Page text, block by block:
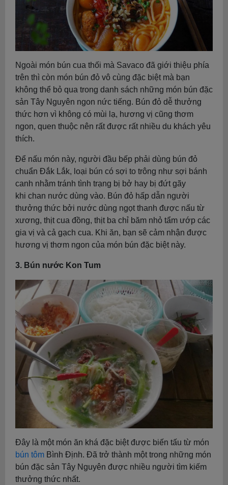
Ngoài món bún cua thối mà Savaco đã giới thiệu phía
trên thì còn món bún đỏ vô cùng đặc biệt mà bạn
không thể bỏ qua trong danh sách những món bún đặc
sản Tây Nguyên ngon nức tiếng. Bún đỏ dễ thưởng
thức hơn vì không có mùi lạ, hương vị cũng thơm
ngon, quen thuộc nên rất được rất nhiều du khách yêu
thích.
Để nấu món này, người đầu bếp phải dùng bún đỏ
chuẩn Đắk Lắk, loại bún có sợi to trông như sợi bánh
canh nhằm tránh tình trạng bị bở hay bị đứt gãy
khi chan nước dùng vào. Bún đỏ hấp dẫn người
thưởng thức bởi nước dùng ngọt thanh được nấu từ
xương, thịt cua đồng, thịt ba chỉ băm nhỏ tẩm ướp các
gia vị và cả gạch cua. Khi ăn, bạn sẽ cảm nhận được
hương vị thơm ngon của món bún đặc biệt này.
3. Bún nước Kon Tum
Đây là một món ăn khá đặc biệt được biến tấu từ món
bún tôm Bình Định. Đã trở thành một trong những món
bún đặc sản Tây Nguyên được nhiều người tìm kiếm
thưởng thức nhất.